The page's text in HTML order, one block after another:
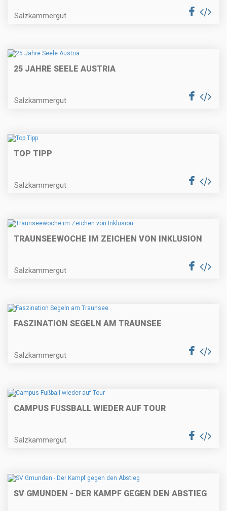
Salzkammergut
25 JAHRE SEELE AUSTRIA
Salzkammergut
TOP TIPP
Salzkammergut
TRAUNSEEWOCHE IM ZEICHEN VON INKLUSION
Salzkammergut
FASZINATION SEGELN AM TRAUNSEE
Salzkammergut
CAMPUS FUSSBALL WIEDER AUF TOUR
Salzkammergut
SV GMUNDEN - DER KAMPF GEGEN DEN ABSTIEG